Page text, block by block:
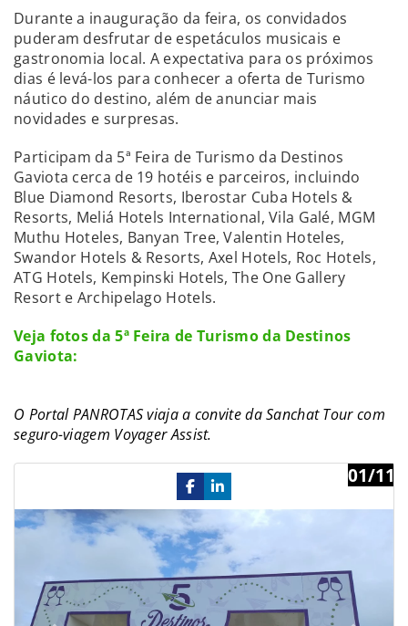
Durante a inauguração da feira, os convidados
puderam desfrutar de espetáculos musicais e
gastronomia local. A expectativa para os próximos
dias é levá-los para conhecer a oferta de Turismo
náutico do destino, além de anunciar mais
novidades e surpresas.
Participam da 5ª Feira de Turismo da Destinos
Gaviota cerca de 19 hotéis e parceiros, incluindo
Blue Diamond Resorts, Iberostar Cuba Hotels &
Resorts, Meliá Hotels International, Vila Galé, MGM
Muthu Hoteles, Banyan Tree, Valentin Hoteles,
Swandor Hotels & Resorts, Axel Hotels, Roc Hotels,
ATG Hotels, Kempinski Hotels, The One Gallery
Resort e Archipelago Hotels.
Veja fotos da 5ª Feira de Turismo da Destinos
Gaviota:
O Portal PANROTAS viaja a convite da Sanchat Tour com
seguro-viagem Voyager Assist.
01/11
Previous